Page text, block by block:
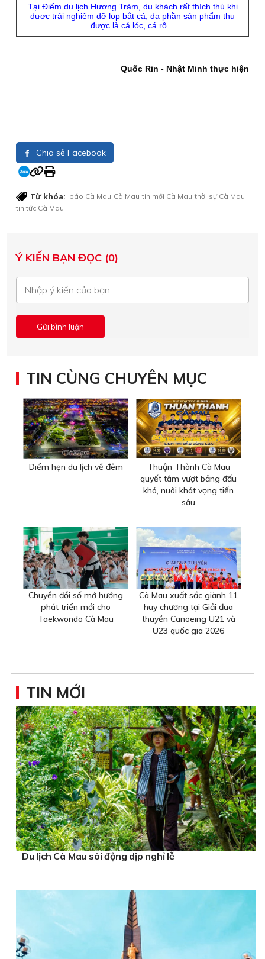
Tại Điểm du lịch Hương Tràm, du khách rất thích thú khi
được trải nghiệm dỡ lọp bắt cá, đa phần sản phẩm thu
được là cá lóc, cá rô…
Quốc Rin - Nhật Minh thực hiện
Chia sẻ Facebook
Từ khóa: báo Cà Mau Cà Mau tin mới Cà Mau thời sự Cà Mau
tin tức Cà Mau
Ý KIẾN BẠN ĐỌC (0)
TIN CÙNG CHUYÊN MỤC
Ðiểm hẹn du lịch về đêm
Thuận Thành Cà Mau
quyết tâm vượt bảng đấu
khó, nuôi khát vọng tiến
sâu
Chuyển đổi số mở hướng
phát triển mới cho
Taekwondo Cà Mau
Cà Mau xuất sắc giành 11
huy chương tại Giải đua
thuyền Canoeing U21 và
U23 quốc gia 2026
TIN MỚI
Du lịch Cà Mau sôi động dịp nghỉ lễ